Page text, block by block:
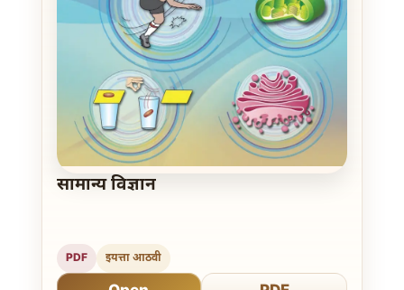
सामान्य विज्ञान
PDF इयत्ता आठवी